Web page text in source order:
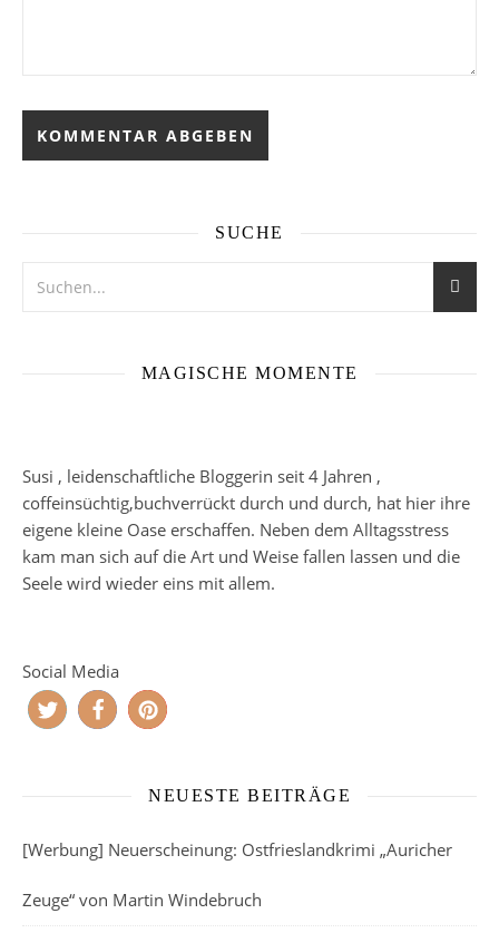
SUCHE
MAGISCHE MOMENTE
Susi , leidenschaftliche Bloggerin seit 4 Jahren ,
coffeinsüchtig,buchverrückt durch und durch, hat hier ihre
eigene kleine Oase erschaffen. Neben dem Alltagsstress
kam man sich auf die Art und Weise fallen lassen und die
Seele wird wieder eins mit allem.
Social Media
NEUESTE BEITRÄGE
[Werbung] Neuerscheinung: Ostfrieslandkrimi „Auricher
Zeuge“ von Martin Windebruch